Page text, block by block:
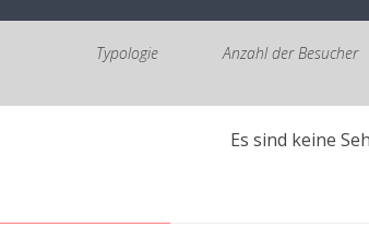
Typologie Anzahl der Besucher
Es sind keine